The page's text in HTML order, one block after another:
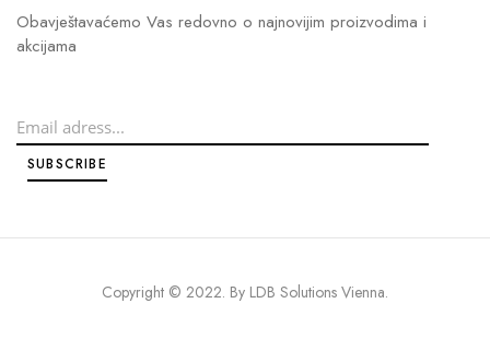
Obavještavaćemo Vas redovno o najnovijim proizvodima i
akcijama
Copyright © 2022. By LDB Solutions Vienna.